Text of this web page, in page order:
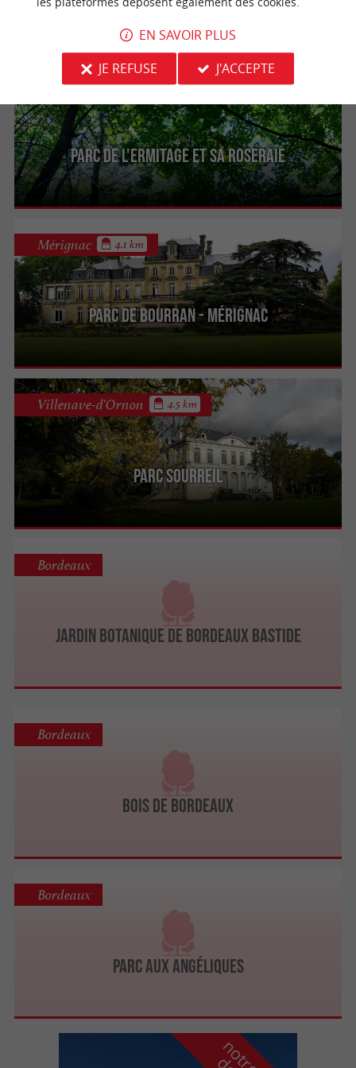
Parc de l'Ermitage et sa roseraie
Le Bouscat 3.5 km
Parc de Bourran - Mérignac
Mérignac 4.1 km
Parc Sourreil
Villenave-d'Ornon 4.5 km
Jardin botanique de Bordeaux Bastide
Bordeaux
Bois de Bordeaux
Bordeaux
Parc aux Angéliques
Bordeaux
EN SAVOIR PLUS
JE REFUSE
J'ACCEPTE